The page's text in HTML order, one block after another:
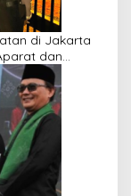
di Jakarta
dan